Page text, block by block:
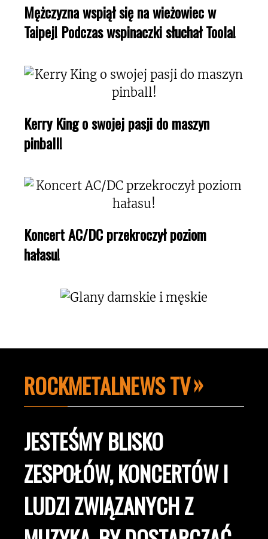
Mężczyzna wspiął się na wieżowiec w
Taipej! Podczas wspinaczki słuchał Toola!
Kerry King o swojej pasji do maszyn
pinball!
Koncert AC/DC przekroczył poziom
hałasu!
ROCKMETALNEWS TV
JESTEŚMY BLISKO
ZESPOŁÓW, KONCERTÓW I
LUDZI ZWIĄZANYCH Z